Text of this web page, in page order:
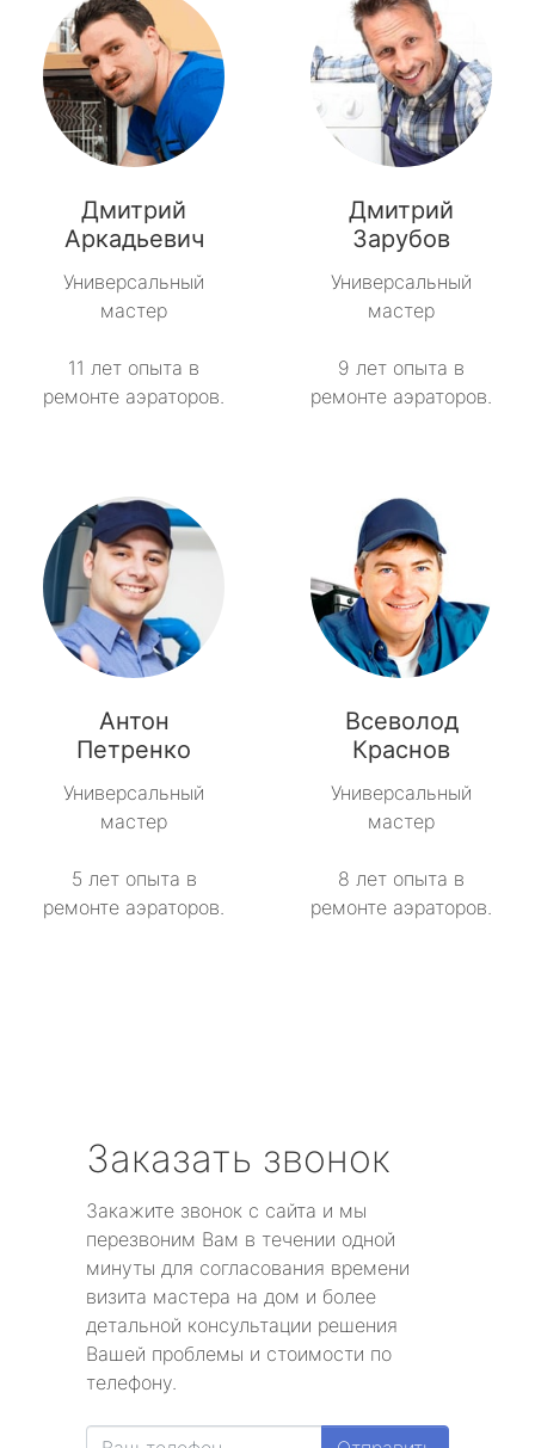
Дмитрий
Аркадьевич
Универсальный
мастер
11 лет опыта в
ремонте аэраторов.
Дмитрий
Зарубов
Универсальный
мастер
9 лет опыта в
ремонте аэраторов.
Антон
Петренко
Универсальный
мастер
5 лет опыта в
ремонте аэраторов.
Всеволод
Краснов
Универсальный
мастер
8 лет опыта в
ремонте аэраторов.
Заказать звонок
Закажите звонок с сайта и мы
перезвоним Вам в течении одной
минуты для согласования времени
визита мастера на дом и более
детальной консультации решения
Вашей проблемы и стоимости по
телефону.